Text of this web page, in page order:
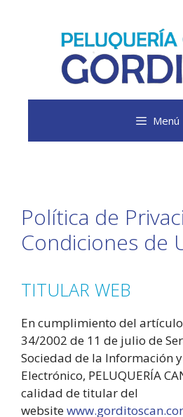
Menú
Política de
Condiciones de
TITULAR WEB
En cumplimiento del
34/2002 de 11 de julio de
Sociedad de la Información
Electrónico, PELUQUERÍA
calidad de titular del
website